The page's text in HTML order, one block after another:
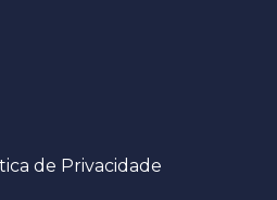
de Privacidade